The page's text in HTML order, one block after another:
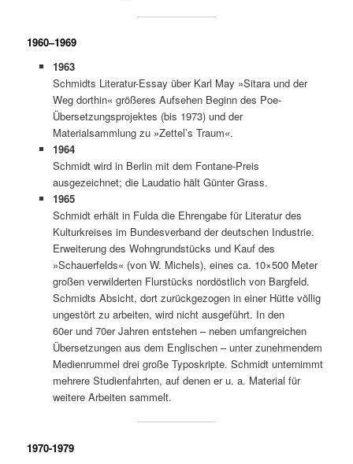
1960–1969
1963
Schmidts Literatur-Essay über Karl May »Sitara und der
Weg dorthin« größeres Aufsehen Beginn des Poe-
Übersetzungsprojektes (bis 1973) und der
Materialsammlung zu »Zettel’s Traum«.
1964
Schmidt wird in Berlin mit dem Fontane-Preis
ausgezeichnet; die Laudatio hält Günter Grass.
1965
Schmidt erhält in Fulda die Ehrengabe für Literatur des
Kulturkreises im Bundesverband der deutschen Industrie.
Erweiterung des Wohngrundstücks und Kauf des
»Schauerfelds« (von W. Michels), eines ca. 10×500 Meter
großen verwilderten Flurstücks nordöstlich von Bargfeld.
Schmidts Absicht, dort zurückgezogen in einer Hütte völlig
ungestört zu arbeiten, wird nicht ausgeführt. In den
60er und 70er Jahren entstehen – neben umfangreichen
Übersetzungen aus dem Englischen – unter zunehmendem
Medienrummel drei große Typoskripte. Schmidt unternimmt
mehrere Studienfahrten, auf denen er u. a. Material für
weitere Arbeiten sammelt.
1970-1979